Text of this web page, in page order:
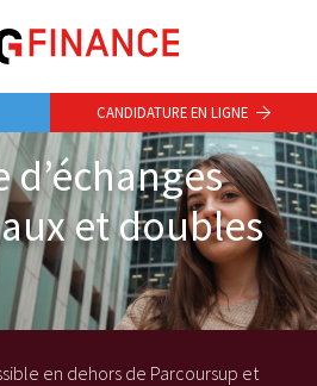
et doubles
en dehors de Parcoursup et
CANDIDATURE EN LIGNE